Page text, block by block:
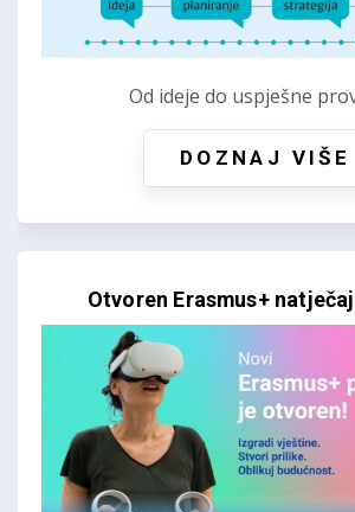
Od ideje do uspješne
DOZNAJ VIŠE
Otvoren Erasmus+